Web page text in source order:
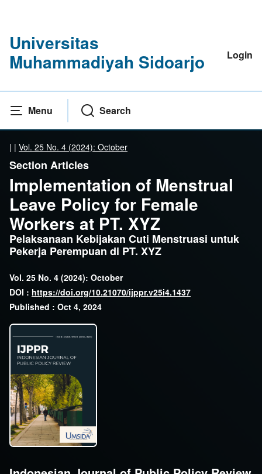
Universitas
Muhammadiyah Sidoarjo
Login
Menu Search
| | Vol. 25 No. 4 (2024): October
Section Articles
Implementation of Menstrual
Leave Policy for Female
Workers at PT. XYZ
Pelaksanaan Kebijakan Cuti Menstruasi untuk
Pekerja Perempuan di PT. XYZ
Vol. 25 No. 4 (2024): October
DOI : https://doi.org/10.21070/ijppr.v25i4.1437
Published : Oct 4, 2024